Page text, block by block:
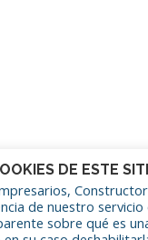
DE ESTE
de nuestro
sobre qué es